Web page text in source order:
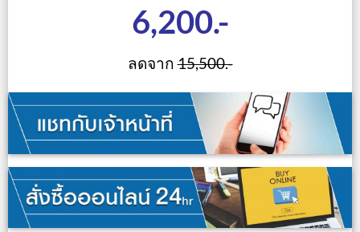
6,200.-
ลดจาก15,500.-